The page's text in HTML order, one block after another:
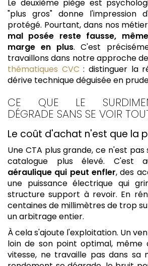
Le deuxième piège est
"plus gros" donne l'impression
protégé. Pourtant, dans nos
mal posée reste fausse,
marge en plus. C'est
travaillons dans notre approche de
thématiques CVC : distinguer la
dérive technique déguisée en
CE QUE LE
DÉGRADE SANS SE VOIR
Le coût d'achat n'est que la
Une CTA plus grande, ce n'est
catalogue plus élevé. C'est
aéraulique qui peut enfler, des
une puissance électrique qui
structure support à revoir. En
centaines de millimètres de trop
un arbitrage entier.
À cela s'ajoute l'exploitation. Un
loin de son point optimal, même
vitesse, ne travaille pas dans sa